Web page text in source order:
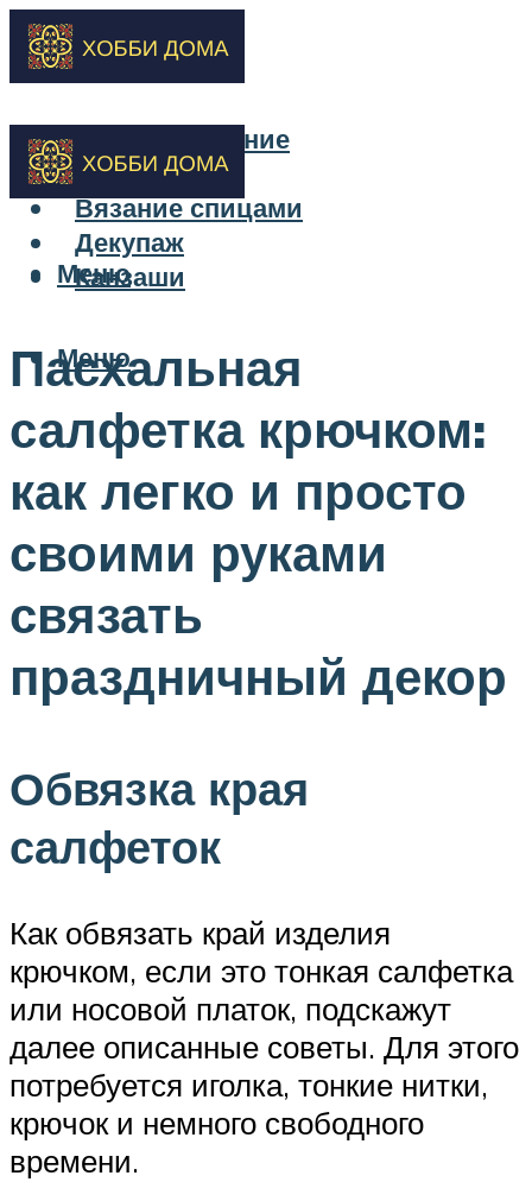
Бисероплетение
Вышивка
Вязание спицами
Декупаж
Канзаши
Меню
Меню
Пасхальная
салфетка крючком:
как легко и просто
своими руками
связать
праздничный декор
Обвязка края
салфеток
Как обвязать край изделия
крючком, если это тонкая салфетка
или носовой платок, подскажут
далее описанные советы. Для этого
потребуется иголка, тонкие нитки,
крючок и немного свободного
времени.